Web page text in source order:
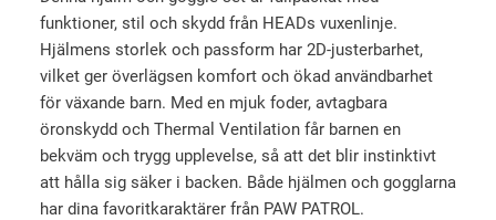
–
P
A
W
m
ä
n
g
funktioner, stil och skydd från HEADs vuxenlinje.
Hjälmens storlek och passform har 2D-justerbarhet,
vilket ger överlägsen komfort och ökad användbarhet
för växande barn. Med en mjuk foder, avtagbara
öronskydd och Thermal Ventilation får barnen en
bekväm och trygg upplevelse, så att det blir instinktivt
att hålla sig säker i backen. Både hjälmen och gogglarna
har dina favoritkaraktärer från PAW PATROL.